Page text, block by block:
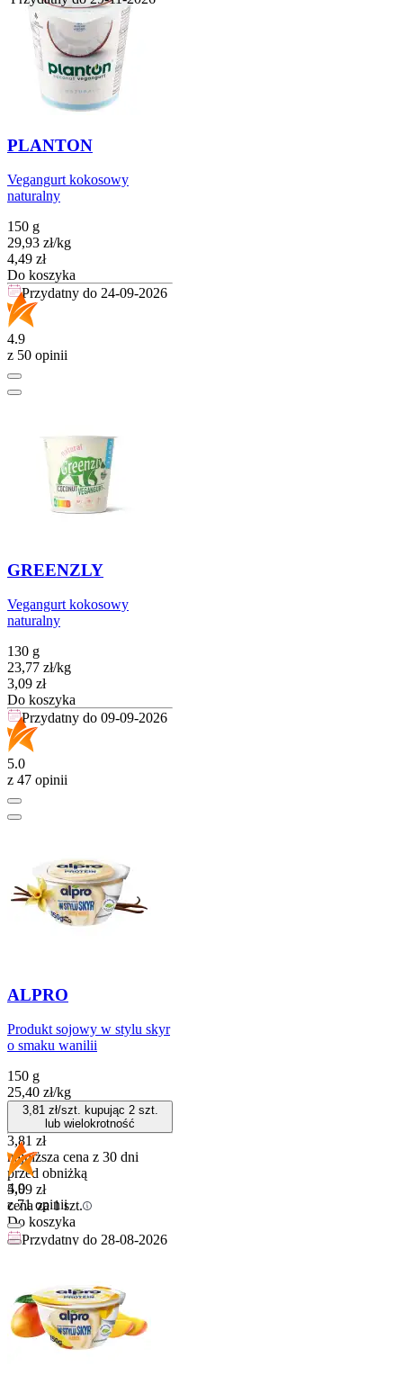
PLANTON
Vegangurt kokosowy
naturalny
150 g
29,93 zł/kg
Cena
4,49 zł
Do koszyka
Przydatny do 24-09-2026
4.9
z 50 opinii
GREENZLY
Vegangurt kokosowy
naturalny
130 g
23,77 zł/kg
Cena
3,09 zł
Do koszyka
Przydatny do 09-09-2026
5.0
z 47 opinii
ALPRO
Produkt sojowy w stylu skyr
o smaku wanilii
150 g
25,40 zł/kg
3,81zł/szt. kupując 2szt.
lub wielokrotność
3,81 zł
najniższa cena z 30 dni
przed obniżką
5,09 zł
cena za 1 szt.
Do koszyka
Przydatny do 28-08-2026
4.9
z 71 opinii